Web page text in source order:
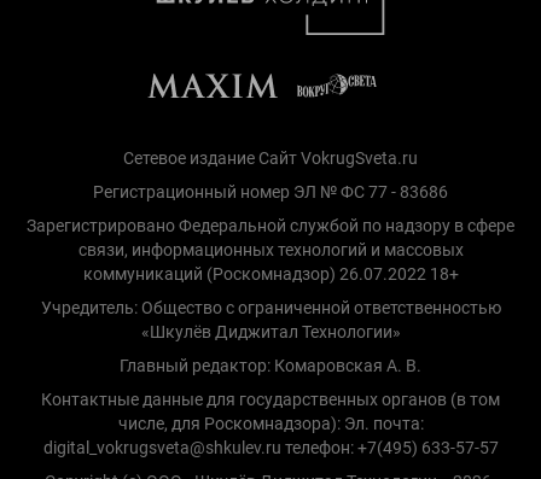
Сетевое издание Сайт VokrugSveta.ru
Регистрационный номер ЭЛ № ФС 77 - 83686
Зарегистрировано Федеральной службой по надзору в сфере
связи, информационных технологий и массовых
коммуникаций (Роскомнадзор) 26.07.2022 18+
Учредитель: Общество с ограниченной ответственностью
«Шкулёв Диджитал Технологии»
Главный редактор: Комаровская А. В.
Контактные данные для государственных органов (в том
числе, для Роскомнадзора): Эл. почта:
digital_vokrugsveta@shkulev.ru телефон: +7(495) 633-57-57